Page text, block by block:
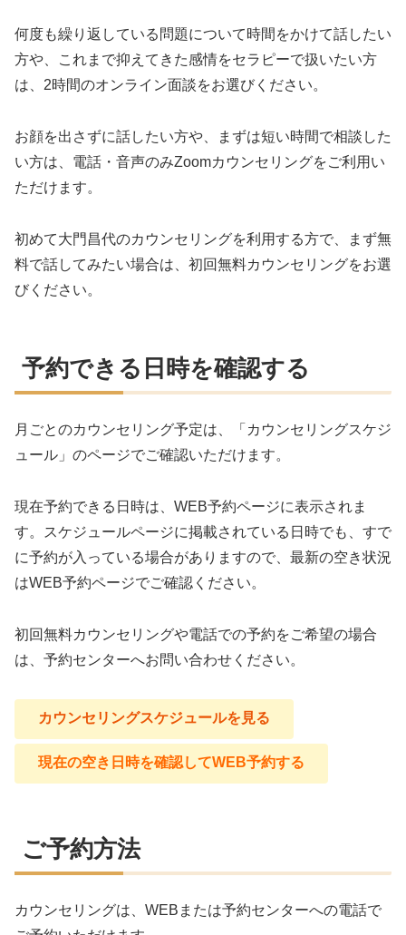
何度も繰り返している問題について時間をかけて話したい
方や、これまで抑えてきた感情をセラピーで扱いたい方
は、2時間のオンライン面談をお選びください。
お顔を出さずに話したい方や、まずは短い時間で相談した
い方は、電話・音声のみZoomカウンセリングをご利用い
ただけます。
初めて大門昌代のカウンセリングを利用する方で、まず無
料で話してみたい場合は、初回無料カウンセリングをお選
びください。
予約できる日時を確認する
月ごとのカウンセリング予定は、「カウンセリングスケジ
ュール」のページでご確認いただけます。
現在予約できる日時は、WEB予約ページに表示されま
す。スケジュールページに掲載されている日時でも、すで
に予約が入っている場合がありますので、最新の空き状況
はWEB予約ページでご確認ください。
初回無料カウンセリングや電話での予約をご希望の場合
は、予約センターへお問い合わせください。
カウンセリングスケジュールを見る
現在の空き日時を確認してWEB予約する
ご予約方法
カウンセリングは、WEBまたは予約センターへの電話で